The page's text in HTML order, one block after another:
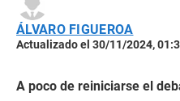
ÁLVARO FIGUEROA
Actualizado el 30/11/2024,
A poco de reiniciarse el